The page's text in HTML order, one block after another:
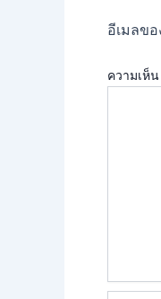
อีเมลข
ความเห็น